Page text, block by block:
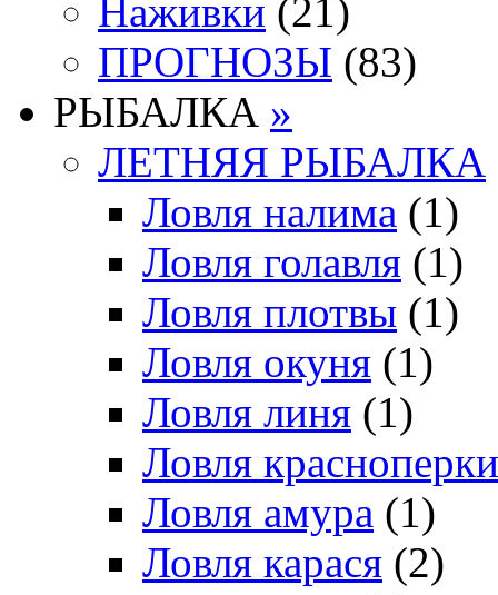
Наживки (21)
ПРОГНОЗЫ (83)
РЫБАЛКА »
ЛЕТНЯЯ РЫБАЛКА
Ловля налима (1)
Ловля голавля (1)
Ловля плотвы (1)
Ловля окуня (1)
Ловля линя (1)
Ловля красноперки
Ловля амура (1)
Ловля карася (2)